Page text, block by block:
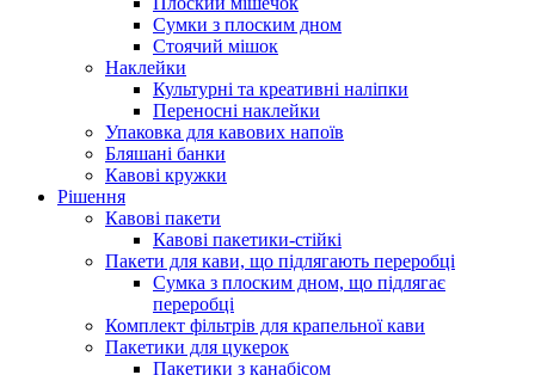
Сумки з плоским дном
Стоячий мішок
Наклейки
Культурні та креативні наліпки
Переносні наклейки
Упаковка для кавових напоїв
Бляшані банки
Кавові кружки
Рішення
Кавові пакети
Кавові пакетики-стійкі
Пакети для кави, що підлягають переробці
Сумка з плоским дном, що підлягає
переробці
Комплект фільтрів для крапельної кави
Пакетики для цукерок
Пакетики з канабісом